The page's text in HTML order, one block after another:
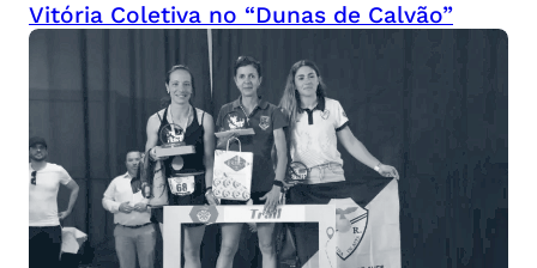
Vitória Coletiva no “Dunas de Calvão”